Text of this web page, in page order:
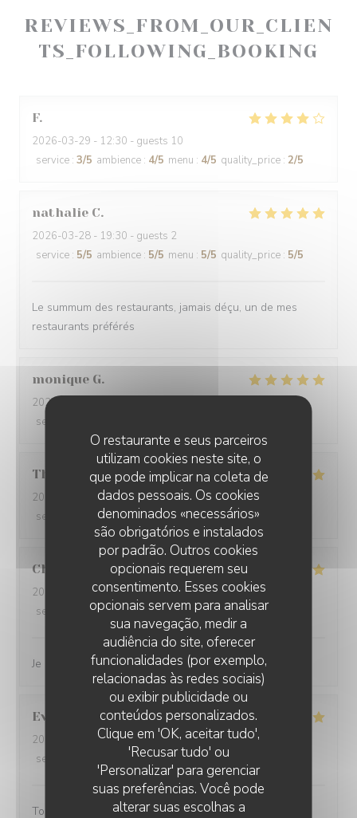
O restaurante e seus parceiros
utilizam cookies neste site, o
que pode implicar na coleta de
dados pessoais. Os cookies
denominados «necessários»
são obrigatórios e instalados
por padrão. Outros cookies
opcionais requerem seu
consentimento. Esses cookies
opcionais servem para analisar
sua navegação, medir a
audiência do site, oferecer
funcionalidades (por exemplo,
relacionadas às redes sociais)
ou exibir publicidade ou
conteúdos personalizados.
Clique em 'OK, aceitar tudo',
'Recusar tudo' ou
'Personalizar' para gerenciar
suas preferências. Você pode
alterar suas escolhas a
REVIEWS_FROM_OUR_CLIEN
TS_FOLLOWING_BOOKING
F
2026-03-29 - 12:30 - guests 10
service : 3/5 ambience : 4/5 menu : 4/5 quality_price : 2/5
nathalie C
2026-03-28 - 19:30 - guests 2
service : 5/5 ambience : 5/5 menu : 5/5 quality_price : 5/5
Le summum des restaurants, jamais déçu, un de mes
restaurants préférés
monique G
2026-03-21
service
Thibaut M
2026-03-14
- 20:00 - guests 4
service
ambience:5/5 menu:4/5 quality_price
Charlene
2026-03-05
- 12:00 - guests 2
service
/5 ambience: 5/5 menu :5/5 quality_price
Je recommande vivement ce restaurant
Evelyne
2026-03-01
- 12:30 - guests 2
service
ambience:3/5 menu: 5/5 quality_price
Toujours un excellent accueil. Bon rapport qualité prix.